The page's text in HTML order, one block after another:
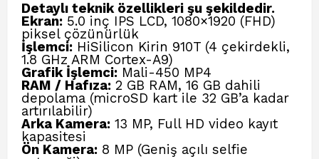
Detaylı teknik özellikleri şu şekildedir.
Ekran: 5.0 inç IPS LCD, 1080×1920 (FHD)
piksel çözünürlük
İşlemci: HiSilicon Kirin 910T (4 çekirdekli,
1.8 GHz ARM Cortex-A9)
Grafik İşlemci: Mali-450 MP4
RAM / Hafıza: 2 GB RAM, 16 GB dahili
depolama (microSD kart ile 32 GB’a kadar
artırılabilir)
Arka Kamera: 13 MP, Full HD video kayıt
kapasitesi
Ön Kamera: 8 MP (Geniş açılı selfie